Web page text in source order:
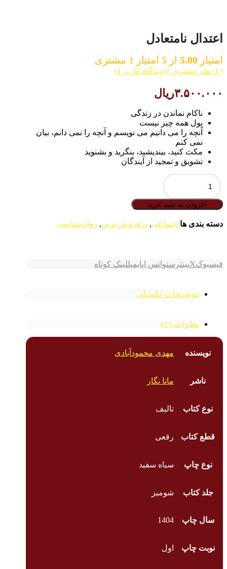
اعتدال نامتعادل
امتیاز 5.00 از 5 امتیاز 1 مشتری
( 1 نظر مشتری ) (دیدگاه کاربر 1
)
۳.۵۰۰.۰۰۰ریال
ناکام نماندن در زندگی
پول همه چیز نیست
آنچه را می دانیم می نویسم و آنچه را نمی دانم، بیان
نمی کنم
مکث کنید، بیندیشید، بنگرید و بشنوید
تشویق و تمجید از آیندگان
اعتدال
نامتعادل
عدد
افزودن به سبد خرید
دسته بندی ها اجتماعی, پرفروش ترین, روان‌شناسی
فیسبوکXپینترستواتس اپایمیللینک کوتاه
توضیحات تکمیلی
نظرات (1)
نویسنده مهدی محمودآبادی
ناشر مانا نگار
نوع کتاب تالیف
قطع کتاب رقعی
نوع چاپ سیاه سفید
جلد کتاب شومیز
سال چاپ 1404
نوبت چاپ اول